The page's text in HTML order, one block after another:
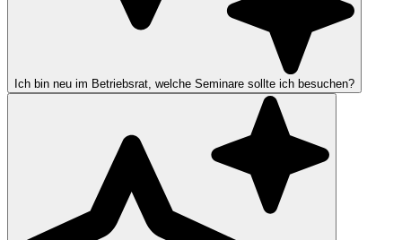
Ich bin neu im Betriebsrat, welche Seminare sollte ich besuchen?